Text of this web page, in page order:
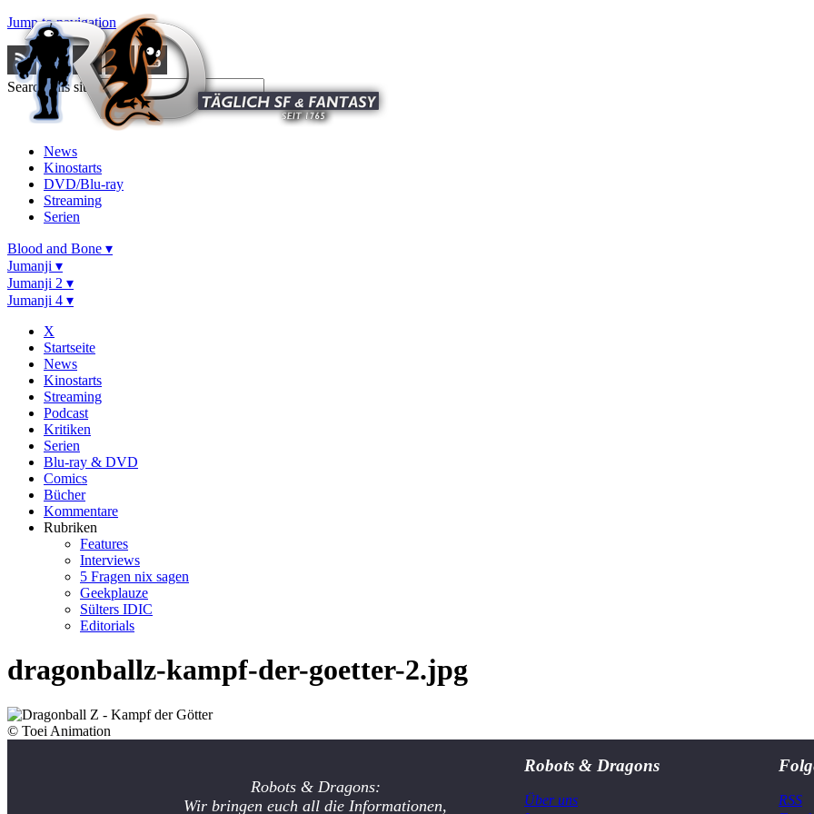
Jump to navigation
Search this site
News
Kinostarts
DVD/Blu-ray
Streaming
Serien
Blood and Bone ▾
Jumanji ▾
Jumanji 2 ▾
Jumanji 4 ▾
X
Startseite
News
Kinostarts
Streaming
Podcast
Kritiken
Serien
Blu-ray & DVD
Comics
Bücher
Kommentare
Rubriken
Features
Interviews
5 Fragen nix sagen
Geekplauze
Sülters IDIC
Editorials
dragonballz-kampf-der-goetter-2.jpg
© Toei Animation
Robots & Dragons:
Wir bringen euch all die Informationen,
Robots & Dragons
Über uns
RSS